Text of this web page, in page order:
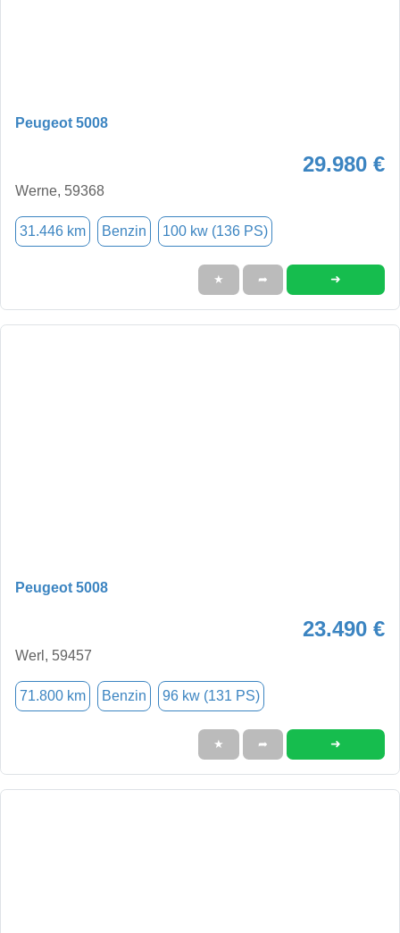
Peugeot 5008
29.980 €
Werne, 59368
31.446 km Benzin 100 kw (136 PS)
★ ➦ ➜
Peugeot 5008
23.490 €
Werl, 59457
71.800 km Benzin 96 kw (131 PS)
★ ➦ ➜